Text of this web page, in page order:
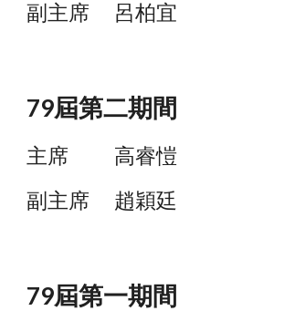
副主席
呂柏宜
79屆第二期間
主席
高睿愷
副主席
趙穎廷
79屆第一期間